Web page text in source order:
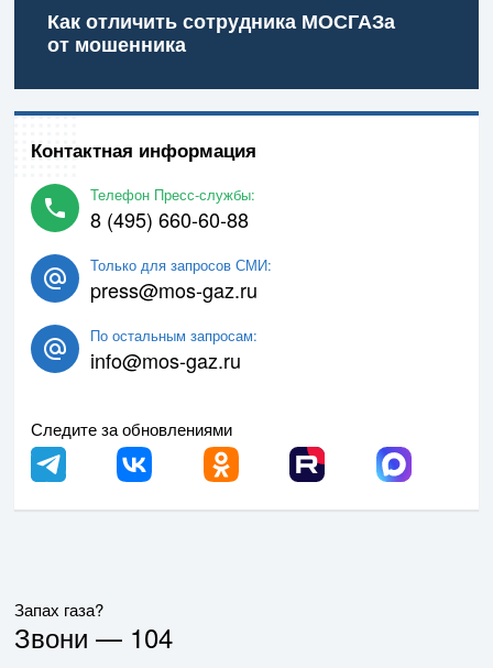
Как отличить сотрудника МОСГАЗа
от мошенника
Контактная информация
Телефон Пресс-службы:
8 (495) 660-60-88
Только для запросов СМИ:
press@mos-gaz.ru
По остальным запросам:
info@mos-gaz.ru
Следите за обновлениями
Запах газа?
Звони — 104